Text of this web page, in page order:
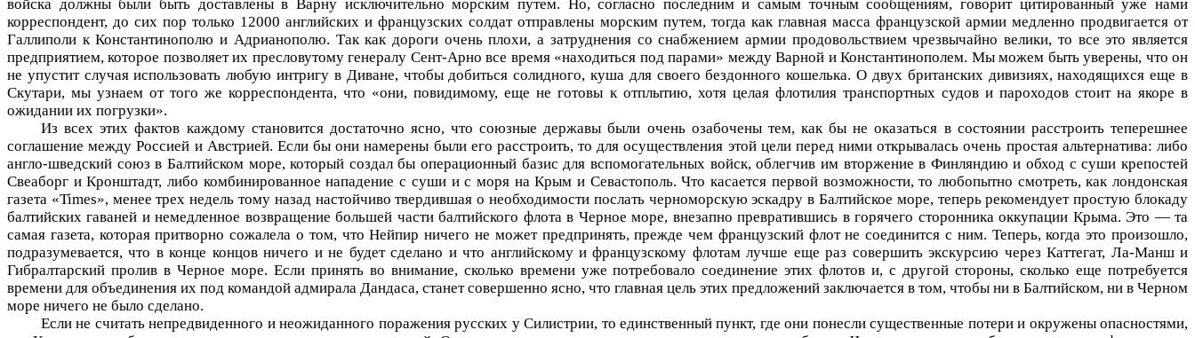
войска должны были быть доставлены в Варну исключительно морским путем. Но, согласно последним и самым точным сообщениям, говорит цитированный уже нами
корреспондент, до сих пор только 12000 английских и французских солдат отправлены морским путем, тогда как главная масса французской армии медленно продвигается от
Галлиполи к Константинополю и Адрианополю. Так как дороги очень плохи, а затруднения со снабжением армии продовольствием чрезвычайно велики, то все это является
предприятием, которое позволяет их пресловутому генералу Сент-Арно все время «находиться под парами» между Варной и Константинополем. Мы можем быть уверены, что он
не упустит случая использовать любую интригу в Диване, чтобы добиться солидного, куша для своего бездонного кошелька. О двух британских дивизиях, находящихся еще в
Скутари, мы узнаем от того же корреспондента, что «они, повидимому, еще не готовы к отплытию, хотя целая флотилия транспортных судов и пароходов стоит на якоре в
ожидании их погрузки».
Из всех этих фактов каждому становится достаточно ясно, что союзные державы были очень озабочены тем, как бы не оказаться в состоянии расстроить теперешнее
соглашение между Россией и Австрией. Если бы они намерены были его расстроить, то для осуществления этой цели перед ними открывалась очень простая альтернатива: либо
англо-шведский союз в Балтийском море, который создал бы операционный базис для вспомогательных войск, облегчив им вторжение в Финляндию и обход с суши крепостей
Свеаборг и Кронштадт, либо комбинированное нападение с суши и с моря на Крым и Севастополь. Что касается первой возможности, то любопытно смотреть, как лондонская
газета «Times», менее трех недель тому назад настойчиво твердившая о необходимости послать черноморскую эскадру в Балтийское море, теперь рекомендует простую блокаду
балтийских гаваней и немедленное возвращение большей части балтийского флота в Черное море, внезапно превратившись в горячего сторонника оккупации Крыма. Это — та
самая газета, которая притворно сожалела о том, что Нейпир ничего не может предпринять, прежде чем французский флот не соединится с ним. Теперь, когда это произошло,
подразумевается, что в конце концов ничего и не будет сделано и что английскому и французскому флотам лучше еще раз совершить экскурсию через Каттегат, Ла-Манш и
Гибралтарский пролив в Черное море. Если принять во внимание, сколько времени уже потребовало соединение этих флотов и, с другой стороны, сколько еще потребуется
времени для объединения их под командой адмирала Дандаса, станет совершенно ясно, что главная цель этих предложений заключается в том, чтобы ни в Балтийском, ни в Черном
море ничего не было сделано.
Если не считать непредвиденного и неожиданного поражения русских у Силистрии, то единственный пункт, где они понесли существенные потери и окружены опасностями,